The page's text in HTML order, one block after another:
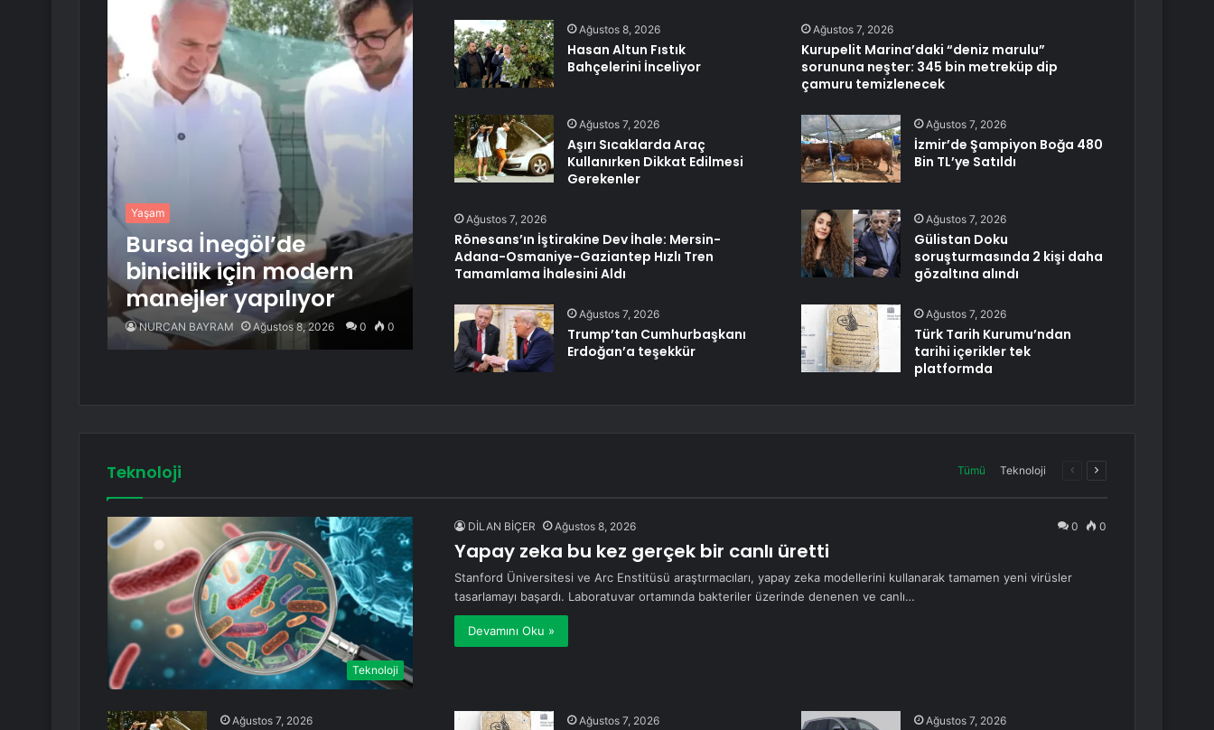
Yaşam
Bursa İnegöl’de
binicilik için modern
manejler yapılıyor
NURCAN BAYRAM Ağustos 8, 2026 0 0
Ağustos 8, 2026
Hasan Altun Fıstık
Bahçelerini İnceliyor
Ağustos 7, 2026
Kurupelit Marina’daki “deniz marulu”
sorununa neşter: 345 bin metreküp dip
çamuru temizlenecek
Ağustos 7, 2026
Aşırı Sıcaklarda Araç
Kullanırken Dikkat Edilmesi
Gerekenler
Ağustos 7, 2026
İzmir’de Şampiyon Boğa 480
Bin TL’ye Satıldı
Ağustos 7, 2026
Rönesans’ın İştirakine Dev İhale: Mersin-
Adana-Osmaniye-Gaziantep Hızlı Tren
Tamamlama İhalesini Aldı
Ağustos 7, 2026
Gülistan Doku
soruşturmasında 2 kişi daha
gözaltına alındı
Ağustos 7, 2026
Trump’tan Cumhurbaşkanı
Erdoğan’a teşekkür
Ağustos 7, 2026
Türk Tarih Kurumu’ndan
tarihi içerikler tek
platformda
Teknoloji Tümü Teknoloji
ÖncekiSonraki
Teknoloji
DİLAN BİÇER Ağustos 8, 2026 0 0
Yapay zeka bu kez gerçek bir canlı üretti
Stanford Üniversitesi ve Arc Enstitüsü araştırmacıları, yapay zeka modellerini kullanarak tamamen yeni virüsler
tasarlamayı başardı. Laboratuvar ortamında bakteriler üzerinde denenen ve canlı…
Devamını Oku »
Ağustos 7, 2026 Ağustos 7, 2026 Ağustos 7, 2026